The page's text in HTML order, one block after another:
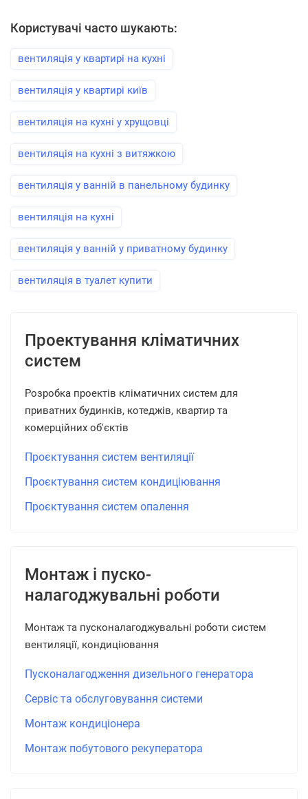
Користувачі часто шукають:
вентиляція у квартирі на кухні
вентиляція у квартирі київ
вентиляція на кухні у хрущовці
вентиляція на кухні з витяжкою
вентиляція у ванній в панельному будинку
вентиляція на кухні
вентиляція у ванній у приватному будинку
вентиляція в туалет купити
Проектування кліматичних
систем
Розробка проектів кліматичних систем для
приватних будинків, котеджів, квартир та
комерційних об'єктів
Проєктування систем вентиляції
Проєктування систем кондиціювання
Проєктування систем опалення
Монтаж і пуско-
налагоджувальні роботи
Монтаж та пусконалагоджувальні роботи систем
вентиляції, кондиціювання
Пусконалагодження дизельного генератора
Сервіс та обслуговування системи
Монтаж кондиціонера
Монтаж побутового рекуператора